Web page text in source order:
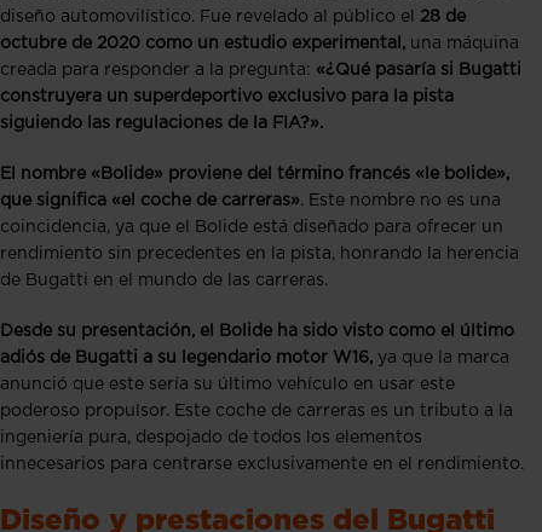
diseño automovilístico. Fue revelado al público el 28 de
octubre de 2020 como un estudio experimental, una máquina
creada para responder a la pregunta: «¿Qué pasaría si Bugatti
construyera un superdeportivo exclusivo para la pista
siguiendo las regulaciones de la FIA?».
El nombre «Bolide» proviene del término francés «le bolide»,
que significa «el coche de carreras». Este nombre no es una
coincidencia, ya que el Bolide está diseñado para ofrecer un
rendimiento sin precedentes en la pista, honrando la herencia
de Bugatti en el mundo de las carreras.
Desde su presentación, el Bolide ha sido visto como el último
adiós de Bugatti a su legendario motor W16, ya que la marca
anunció que este sería su último vehículo en usar este
poderoso propulsor. Este coche de carreras es un tributo a la
ingeniería pura, despojado de todos los elementos
innecesarios para centrarse exclusivamente en el rendimiento.
Diseño y prestaciones del Bugatti